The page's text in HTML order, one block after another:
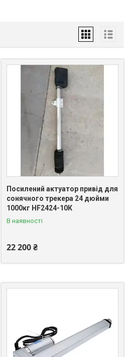
Посилений актуатор привід для
сонячного трекера 24 дюйми
1000кг HF2424-10К
В наявності
22 200 ₴